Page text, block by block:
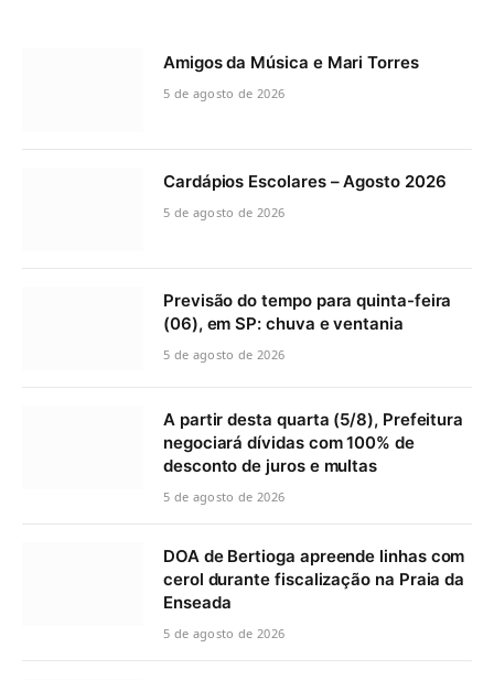
Amigos da Música e Mari Torres
5 de agosto de 2026
Cardápios Escolares – Agosto 2026
5 de agosto de 2026
Previsão do tempo para quinta-feira
(06), em SP: chuva e ventania
5 de agosto de 2026
A partir desta quarta (5/8), Prefeitura
negociará dívidas com 100% de
desconto de juros e multas
5 de agosto de 2026
DOA de Bertioga apreende linhas com
cerol durante fiscalização na Praia da
Enseada
5 de agosto de 2026